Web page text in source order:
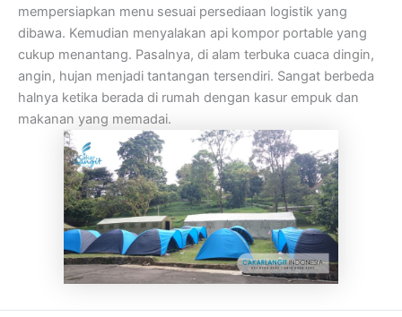
mempersiapkan menu sesuai persediaan logistik yang
dibawa. Kemudian menyalakan api kompor portable yang
cukup menantang. Pasalnya, di alam terbuka cuaca dingin,
angin, hujan menjadi tantangan tersendiri. Sangat berbeda
halnya ketika berada di rumah dengan kasur empuk dan
makanan yang memadai.